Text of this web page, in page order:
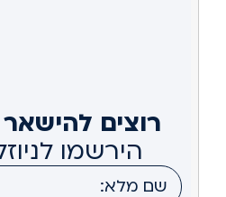
רוצים
הירשמו